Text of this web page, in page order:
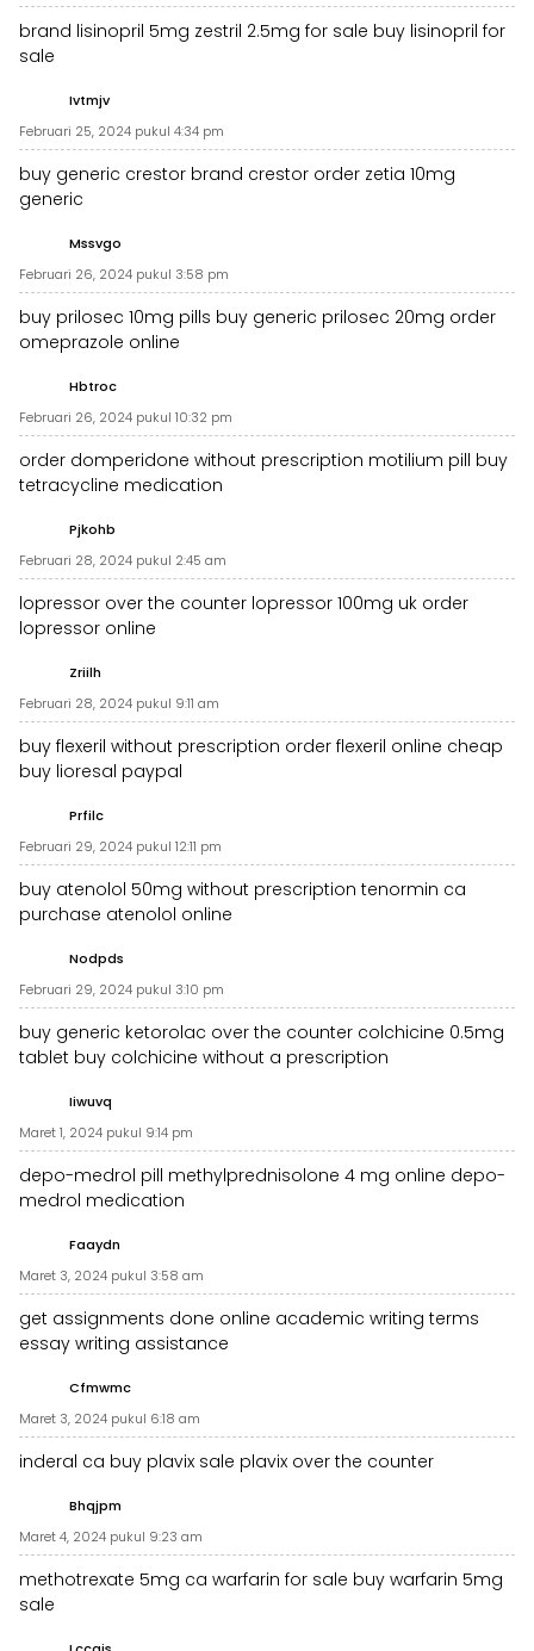
brand lisinopril 5mg zestril 2.5mg for sale buy lisinopril for
sale
Ivtmjv
Februari 25, 2024 pukul 4:34 pm
buy generic crestor brand crestor order zetia 10mg
generic
Mssvgo
Februari 26, 2024 pukul 3:58 pm
buy prilosec 10mg pills buy generic prilosec 20mg order
omeprazole online
Hbtroc
Februari 26, 2024 pukul 10:32 pm
order domperidone without prescription motilium pill buy
tetracycline medication
Pjkohb
Februari 28, 2024 pukul 2:45 am
lopressor over the counter lopressor 100mg uk order
lopressor online
Zriilh
Februari 28, 2024 pukul 9:11 am
buy flexeril without prescription order flexeril online cheap
buy lioresal paypal
Prfilc
Februari 29, 2024 pukul 12:11 pm
buy atenolol 50mg without prescription tenormin ca
purchase atenolol online
Nodpds
Februari 29, 2024 pukul 3:10 pm
buy generic ketorolac over the counter colchicine 0.5mg
tablet buy colchicine without a prescription
Iiwuvq
Maret 1, 2024 pukul 9:14 pm
depo-medrol pill methylprednisolone 4 mg online depo-
medrol medication
Faaydn
Maret 3, 2024 pukul 3:58 am
get assignments done online academic writing terms
essay writing assistance
Cfmwmc
Maret 3, 2024 pukul 6:18 am
inderal ca buy plavix sale plavix over the counter
Bhqjpm
Maret 4, 2024 pukul 9:23 am
methotrexate 5mg ca warfarin for sale buy warfarin 5mg
sale